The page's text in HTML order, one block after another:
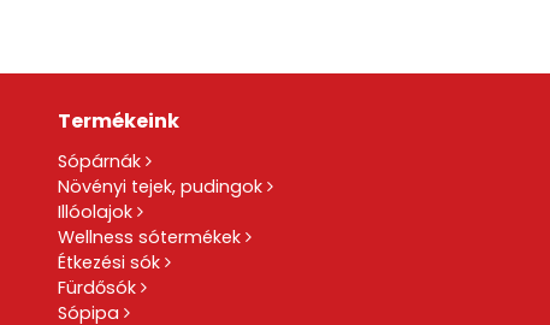
Termékeink
Sópárnák
Növényi tejek, pudingok
Illóolajok
Wellness sótermékek
Étkezési sók
Fürdősók
Sópipa